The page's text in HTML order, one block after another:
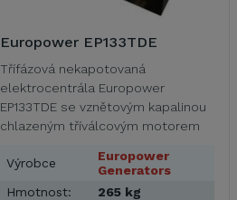
Europower EP133TDE
Třífázová nekapotovaná
elektrocentrála Europower
EP133TDE se vznětovým kapalinou
chlazeným tříválcovým motorem
Výrobce
Europower
Generators
Hmotnost:
265 kg